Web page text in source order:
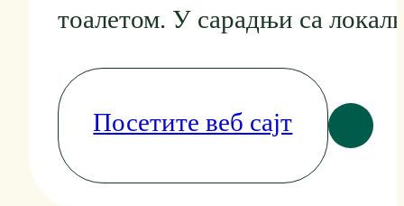
тоалетом. У сарадњи са
Посетите веб сајт